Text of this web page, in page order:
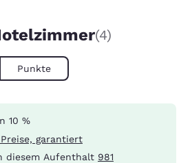
(4)
Punkte
10 %
garantiert
diesem Aufenthalt 981